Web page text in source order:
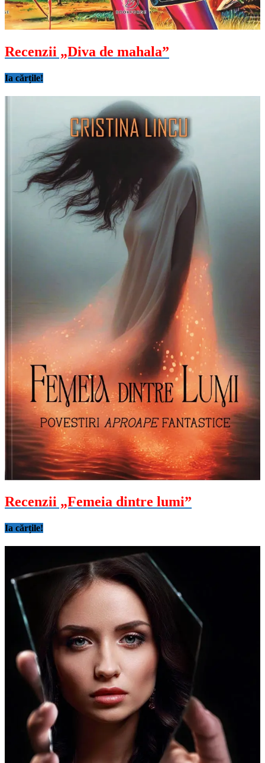
Recenzii „Diva de mahala”
Ia cărțile!
Recenzii „Femeia dintre lumi”
Ia cărțile!